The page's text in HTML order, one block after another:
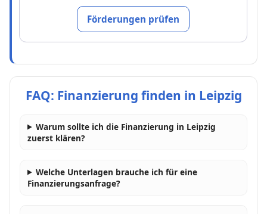
Förderungen prüfen
FAQ: Finanzierung finden in Leipzig
Warum sollte ich die Finanzierung in Leipzig
zuerst klären?
Welche Unterlagen brauche ich für eine
Finanzierungsanfrage?